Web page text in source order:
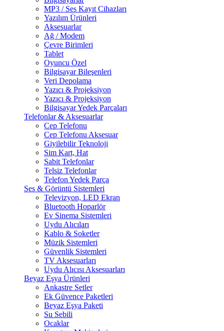
MP3 / Ses Kayıt Cihazları
Yazılım Ürünleri
Aksesuarlar
Ağ / Modem
Çevre Birimleri
Tablet
Oyuncu Özel
Bilgisayar Bileşenleri
Veri Depolama
Yazıcı & Projeksiyon
Yazıcı & Projeksiyon
Bilgisayar Yedek Parçaları
Telefonlar & Aksesuarlar
Cep Telefonu
Cep Telefonu Aksesuar
Giyilebilir Teknoloji
Sim Kart, Hat
Sabit Telefonlar
Telsiz Telefonlar
Telefon Yedek Parça
Ses & Görüntü Sistemleri
Televizyon, LED Ekran
Bluetooth Hoparlör
Ev Sinema Sistemleri
Uydu Alıcıları
Kablo & Soketler
Müzik Sistemleri
Güvenlik Sistemleri
TV Aksesuarları
Uydu Alıcısı Aksesuarları
Beyaz Eşya Ürünleri
Ankastre Setler
Ek Güvence Paketleri
Beyaz Eşya Paketi
Su Sebili
Ocaklar